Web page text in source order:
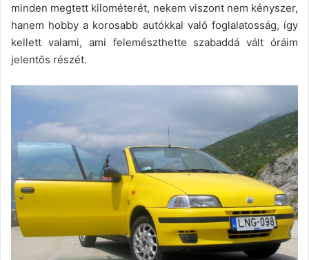
minden megtett kilométerét, nekem viszont nem kényszer,
hanem hobby a korosabb autókkal való foglalatosság, így
kellett valami, ami felemészthette szabaddá vált óráim
jelentős részét.